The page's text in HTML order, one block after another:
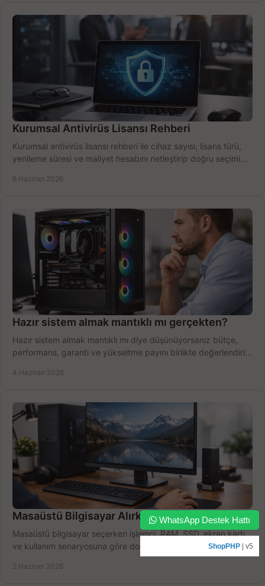
Kurumsal Antivirüs Lisansı Rehberi
Kurumsal antivirüs lisansı rehberi ile cihaz sayısı, lisans türü,
yenileme süresi ve maliyet hesabını netleştirip doğru seçimi
6 Haziran 2026
Hazır sistem almak mantıklı mı gerçekten?
Hazır sistem almak mantıklı mı diye düşünüyorsanız bütçe,
performans, garanti ve yükseltme payını birlikte değerlendirin,
4 Haziran 2026
Masaüstü Bilgisayar Alırken Doğru Seçim
Masaüstü bilgisayar seçerken işlemci, RAM, SSD, ekran kartı
ve kullanım senaryosuna göre doğru modeli bulun, bütçenizi
2 Haziran 2026
WhatsApp Destek Hattı
ShopPHP | v5